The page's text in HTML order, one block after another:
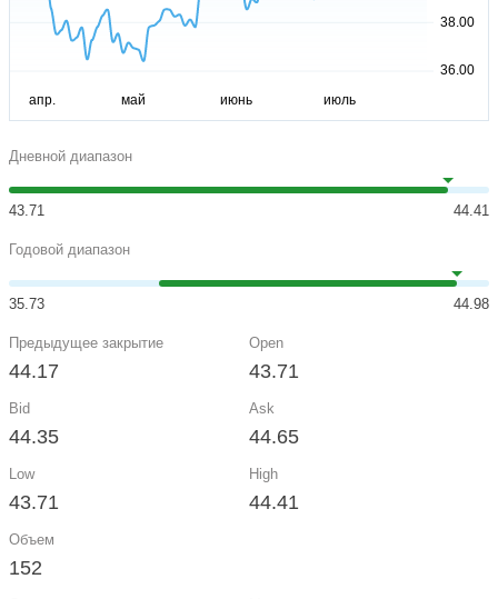
Дневной диапазон
43.71 44.41
Годовой диапазон
35.73 44.98
Предыдущее закрытие
44.17
Open
43.71
Bid
44.35
Ask
44.65
Low
43.71
High
44.41
Объем
152